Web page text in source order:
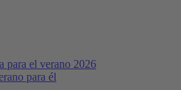
para el verano 2026
para él